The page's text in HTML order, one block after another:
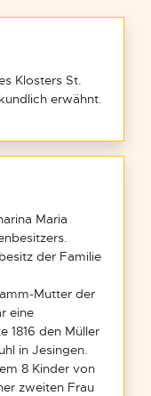
Klosters St.
erwähnt.
Maria
der Familie
Mutter der
eine
1816 den Müller
in Jesingen.
8 Kinder von
zweiten Frau